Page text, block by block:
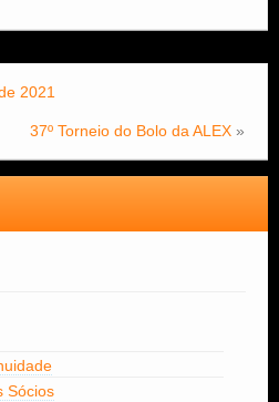
2021
37º Torneio do Bolo da ALEX »
Sócios